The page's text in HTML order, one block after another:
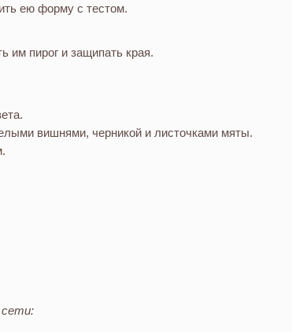
ею форму с тестом.
им пирог и защипать края.
вишнями, черникой и листочками мяты.
сети: